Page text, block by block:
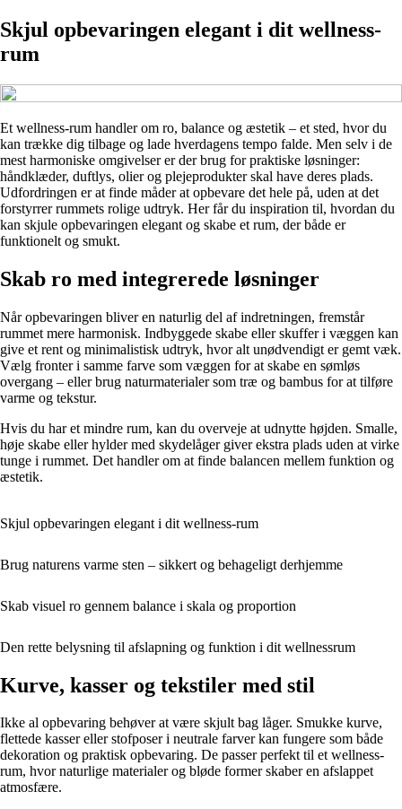
Skjul opbevaringen elegant i dit wellness-
rum
Et wellness-rum handler om ro, balance og æstetik – et sted, hvor du
kan trække dig tilbage og lade hverdagens tempo falde. Men selv i de
mest harmoniske omgivelser er der brug for praktiske løsninger:
håndklæder, duftlys, olier og plejeprodukter skal have deres plads.
Udfordringen er at finde måder at opbevare det hele på, uden at det
forstyrrer rummets rolige udtryk. Her får du inspiration til, hvordan du
kan skjule opbevaringen elegant og skabe et rum, der både er
funktionelt og smukt.
Skab ro med integrerede løsninger
Når opbevaringen bliver en naturlig del af indretningen, fremstår
rummet mere harmonisk. Indbyggede skabe eller skuffer i væggen kan
give et rent og minimalistisk udtryk, hvor alt unødvendigt er gemt væk.
Vælg fronter i samme farve som væggen for at skabe en sømløs
overgang – eller brug naturmaterialer som træ og bambus for at tilføre
varme og tekstur.
Hvis du har et mindre rum, kan du overveje at udnytte højden. Smalle,
høje skabe eller hylder med skydelåger giver ekstra plads uden at virke
tunge i rummet. Det handler om at finde balancen mellem funktion og
æstetik.
Skjul opbevaringen elegant i dit wellness-rum
Brug naturens varme sten – sikkert og behageligt derhjemme
Skab visuel ro gennem balance i skala og proportion
Den rette belysning til afslapning og funktion i dit wellnessrum
Kurve, kasser og tekstiler med stil
Ikke al opbevaring behøver at være skjult bag låger. Smukke kurve,
flettede kasser eller stofposer i neutrale farver kan fungere som både
dekoration og praktisk opbevaring. De passer perfekt til et wellness-
rum, hvor naturlige materialer og bløde former skaber en afslappet
atmosfære.